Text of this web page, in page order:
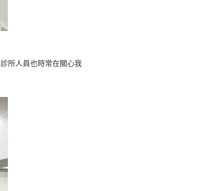
所人員也時常在關心我